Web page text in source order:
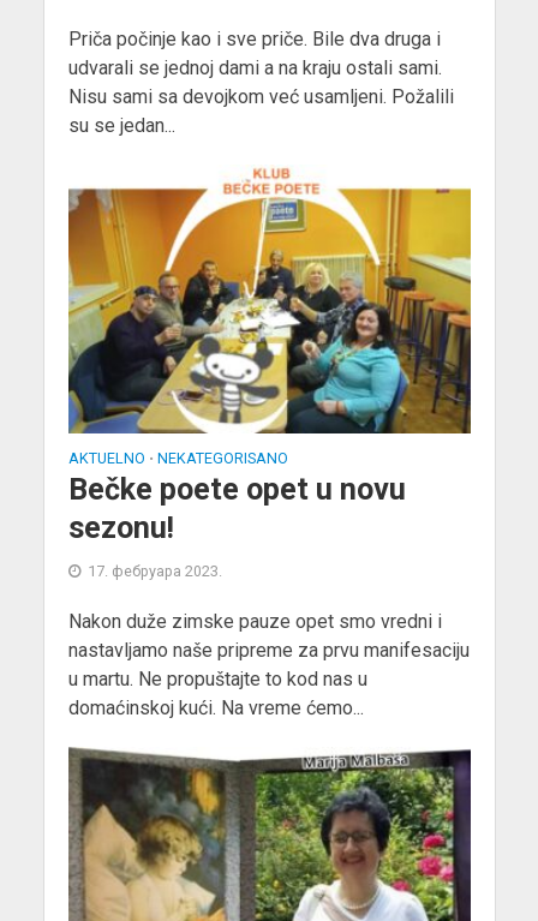
Priča počinje kao i sve priče. Bile dva druga i
udvarali se jednoj dami a na kraju ostali sami.
Nisu sami sa devojkom već usamljeni. Požalili
su se jedan...
AKTUELNO • NEKATEGORISANO
Bečke poete opet u novu
sezonu!
17. фебруара 2023.
Nakon duže zimske pauze opet smo vredni i
nastavljamo naše pripreme za prvu manifesaciju
u martu. Ne propuštajte to kod nas u
domaćinskoj kući. Na vreme ćemo...